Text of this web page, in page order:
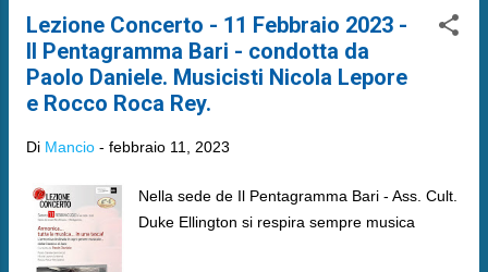
Lezione Concerto - 11 Febbraio 2023 -
Il Pentagramma Bari - condotta da
Paolo Daniele. Musicisti Nicola Lepore
e Rocco Roca Rey.
Di Mancio - febbraio 11, 2023
Nella sede de Il Pentagramma Bari - Ass. Cult.
Duke Ellington si respira sempre musica